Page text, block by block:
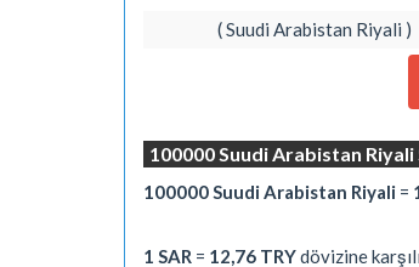
( Suudi Arabistan Riyali )
100000 Suudi Arabistan
100000 Suudi Arabistan Riyali =
1 SAR = 12,76 TRYdövizine